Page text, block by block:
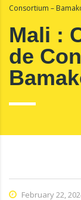
Consortium –
Mali :
de
February 22,